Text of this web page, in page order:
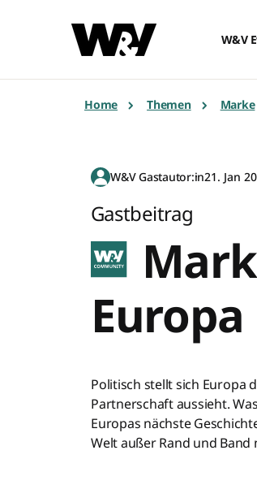
W&V
Home Themen Marke
W&V Gastautor:in21. Jan
Gastbeitrag
Europa
Politisch stellt sich Europa
Partnerschaft aussieht.
Europas nächste
Welt außer Rand und Band